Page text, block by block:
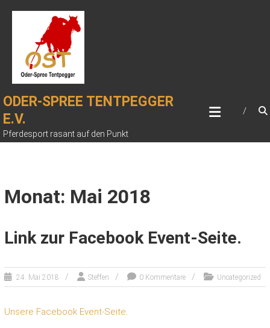
ODER-SPREE TENTPEGGER
E.V.
Pferdesport rasant auf den Punkt
Monat: Mai 2018
Link zur Facebook Event-Seite.
24. Mai 2018 Steffen 0 Kommentare Uncategorized
Unsere Facebook Event-Seite.